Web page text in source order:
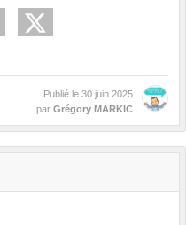
Publié le 30 juin 2025
par Grégory MARKIC